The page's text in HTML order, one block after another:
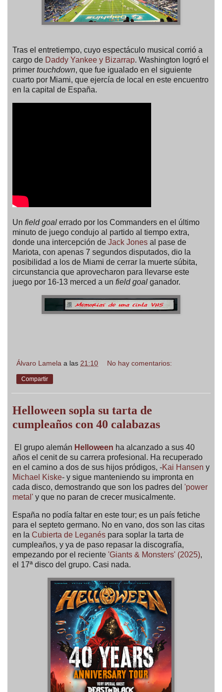
Tras el entretiempo, cuyo espectáculo musical corrió a
cargo de Daddy Yankee y Bizarrap. Washington logró el
primer touchdown, que fue igualado en el siguiente
cuarto por Miami, que ejercía de local en este encuentro
en la capital de España.
Un field goal errado por los Commanders en el último
minuto de juego condujo al partido al tiempo extra,
donde una intercepción de Jack Jones al pase de
Mariota, con apenas 7 segundos disputados, dio la
posibilidad a los de Miami de cerrar la muerte súbita,
circunstancia que aprovecharon para llevarse este
juego por 16-13 merced a un field goal ganador.
Álvaro Lamela a las 21:10 No hay comentarios:
Compartir
Helloween sopla su tarta de
cumpleaños con 40 calabazas
El grupo alemán Helloween ha alcanzado a sus 40
años el cenit de su carrera profesional. Ha recuperado
en el camino a dos de sus hijos pródigos, -Kai Hansen y
Michael Kiske- y sigue manteniendo su impronta en
cada disco, demostrando que son los padres del 'power
metal' y que no paran de crecer musicalmente.
España no podía faltar en este tour; es un país fetiche
para el septeto germano. No en vano, dos son las citas
en la Cubierta de Leganés para soplar la tarta de
cumpleaños, y ya de paso repasar la discografía,
empezando por el reciente 'Giants & Monsters' (2025),
el 17ª disco del grupo. Casi nada.